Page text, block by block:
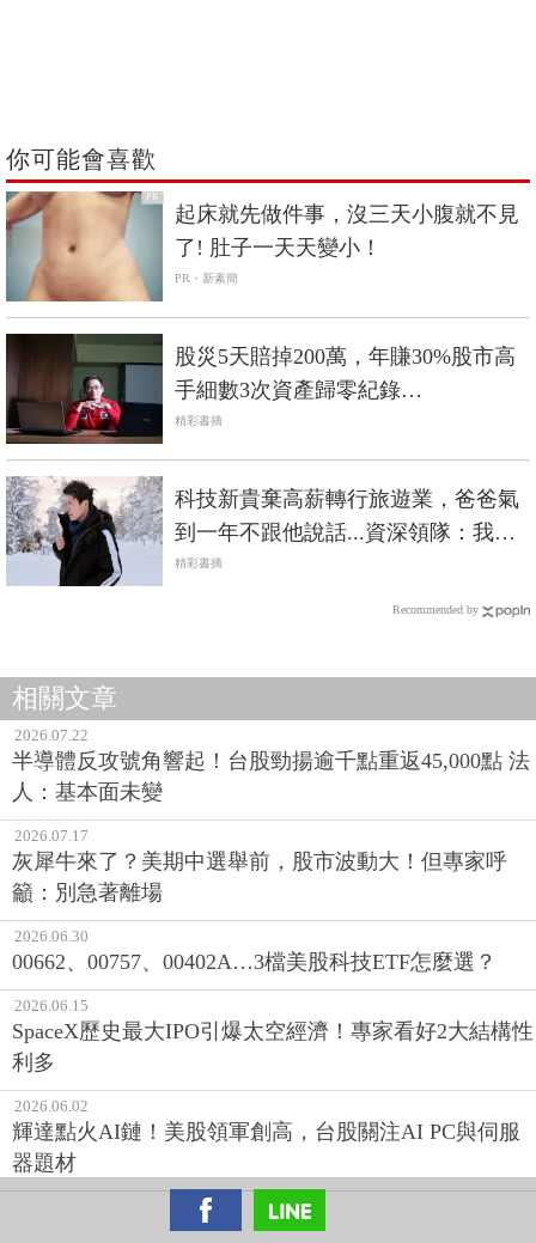
你可能會喜歡
PR
起床就先做件事，沒三天小腹就不見
了! 肚子一天天變小！
PR・新素簡
股災5天賠掉200萬，年賺30%股市高
手細數3次資產歸零紀錄…
精彩書摘
科技新貴棄高薪轉行旅遊業，爸爸氣
到一年不跟他說話...資深領隊：我對
自己的選擇負責
精彩書摘
Recommended by
相關文章
2026.07.22
半導體反攻號角響起！台股勁揚逾千點重返45,000點 法
人：基本面未變
2026.07.17
灰犀牛來了？美期中選舉前，股市波動大！但專家呼
籲：別急著離場
2026.06.30
00662、00757、00402A…3檔美股科技ETF怎麼選？
2026.06.15
SpaceX歷史最大IPO引爆太空經濟！專家看好2大結構性
利多
2026.06.02
輝達點火AI鏈！美股領軍創高，台股關注AI PC與伺服
器題材